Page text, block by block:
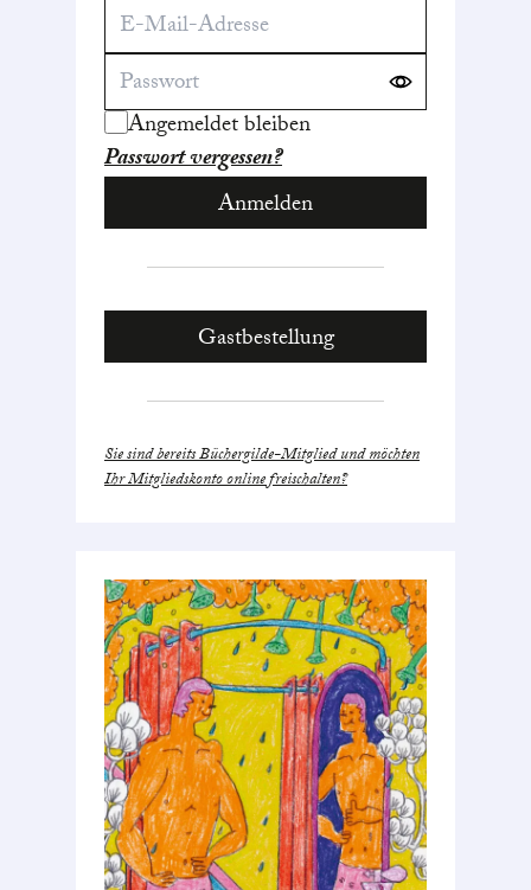
Angemeldet bleiben
Passwort vergessen?
Gastbestellung
Sie sind bereits Büchergilde-Mitglied und möchten
Ihr Mitgliedskonto online freischalten?